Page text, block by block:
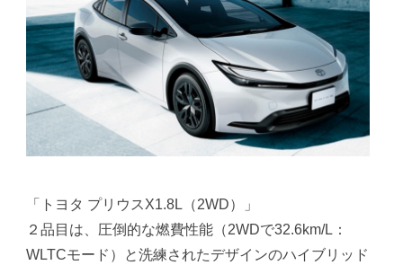
「トヨタ プリウスX1.8L（2WD）」
２品目は、圧倒的な燃費性能（2WDで32.6km/L：
WLTCモード）と洗練されたデザインのハイブリッド